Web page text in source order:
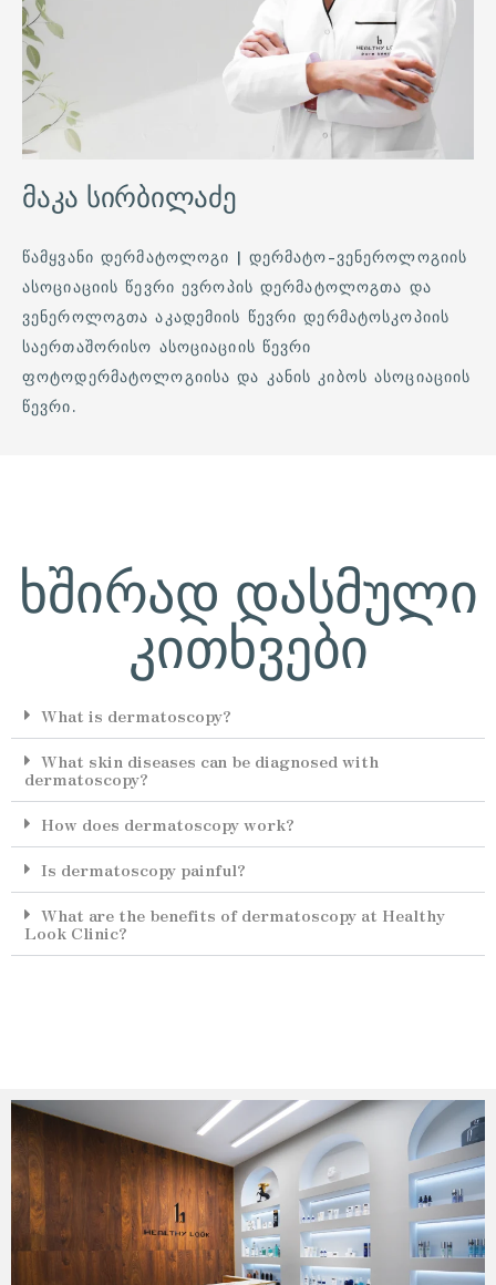
მაკა სირბილაძე
ᲬᲐᲛᲧᲕᲐᲜᲘ ᲓᲔᲠᲛᲐᲢᲝᲚᲝᲒᲘ | ᲓᲔᲠᲛᲐᲢᲝ-ᲕᲔᲜᲔᲠᲝᲚᲝᲒᲘᲘᲡ
ᲐᲡᲝᲪᲘᲐᲪᲘᲘᲡ ᲬᲔᲕᲠᲘ ᲔᲕᲠᲝᲞᲘᲡ ᲓᲔᲠᲛᲐᲢᲝᲚᲝᲒᲗᲐ ᲓᲐ
ᲕᲔᲜᲔᲠᲝᲚᲝᲒᲗᲐ ᲐᲙᲐᲓᲔᲛᲘᲘᲡ ᲬᲔᲕᲠᲘ ᲓᲔᲠᲛᲐᲢᲝᲡᲙᲝᲞᲘᲘᲡ
ᲡᲐᲔᲠᲗᲐᲨᲝᲠᲘᲡᲝ ᲐᲡᲝᲪᲘᲐᲪᲘᲘᲡ ᲬᲔᲕᲠᲘ
ᲤᲝᲢᲝᲓᲔᲠᲛᲐᲢᲝᲚᲝᲒᲘᲘᲡᲐ ᲓᲐ ᲙᲐᲜᲘᲡ ᲙᲘᲑᲝᲡ ᲐᲡᲝᲪᲘᲐᲪᲘᲘᲡ
ᲬᲔᲕᲠᲘ.
ხშირად დასმული
კითხვები
What is dermatoscopy?
What skin diseases can be diagnosed with
dermatoscopy?
How does dermatoscopy work?
Is dermatoscopy painful?
What are the benefits of dermatoscopy at Healthy
Look Clinic?